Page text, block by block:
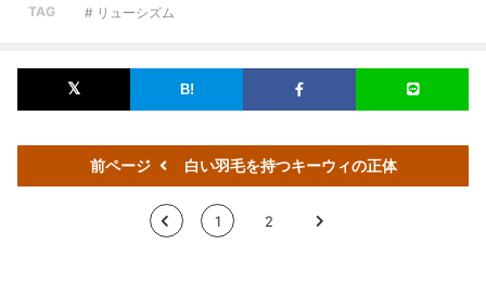
TAG # リューシズム
前ページ 白い羽毛を持つキーウィの正体
< 1 2 >